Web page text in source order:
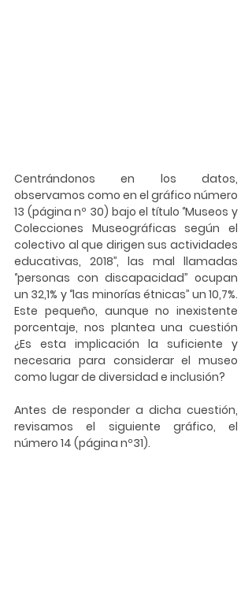
Centrándonos en los datos,
observamos como en el gráfico número
13 (página nº 30) bajo el título ‘’Museos y
Colecciones Museográficas según el
colectivo al que dirigen sus actividades
educativas, 2018’’, las mal llamadas
‘’personas con discapacidad’’ ocupan
un 32,1% y ‘’las minorías étnicas’’ un 10,7%.
Este pequeño, aunque no inexistente
porcentaje, nos plantea una cuestión
¿Es esta implicación la suficiente y
necesaria para considerar el museo
como lugar de diversidad e inclusión?
Antes de responder a dicha cuestión,
revisamos el siguiente gráfico, el
número 14 (página nº31).